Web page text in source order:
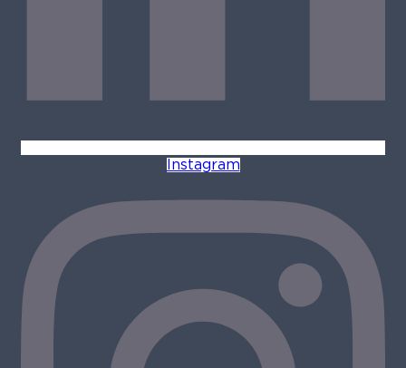
Instagram